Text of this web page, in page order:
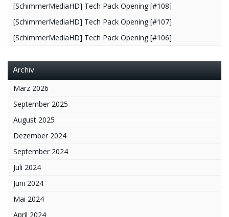
[SchimmerMediaHD] Tech Pack Opening [#108]
[SchimmerMediaHD] Tech Pack Opening [#107]
[SchimmerMediaHD] Tech Pack Opening [#106]
Archiv
März 2026
September 2025
August 2025
Dezember 2024
September 2024
Juli 2024
Juni 2024
Mai 2024
April 2024